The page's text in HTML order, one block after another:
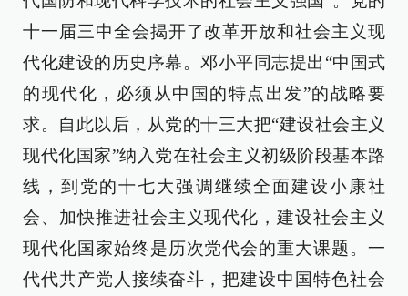
十一届三中全会揭开了改革开放和社会主义现
代化建设的历史序幕。邓小平同志提出“中国式
的现代化，必须从中国的特点出发”的战略要
求。自此以后，从党的十三大把“建设社会主义
现代化国家”纳入党在社会主义初级阶段基本路
线，到党的十七大强调继续全面建设小康社
会、加快推进社会主义现代化，建设社会主义
现代化国家始终是历次党代会的重大课题。一
代代共产党人接续奋斗，把建设中国特色社会